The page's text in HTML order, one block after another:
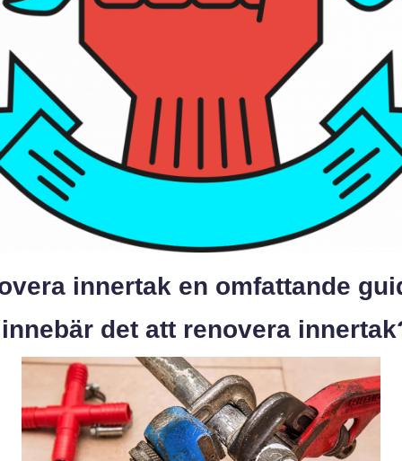
innertak en omfattande
det att renovera